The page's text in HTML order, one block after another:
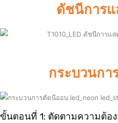
ดัชนีการ
กระบวนก
ขั้นตอนที่ 1: ตัดตามความต้อ